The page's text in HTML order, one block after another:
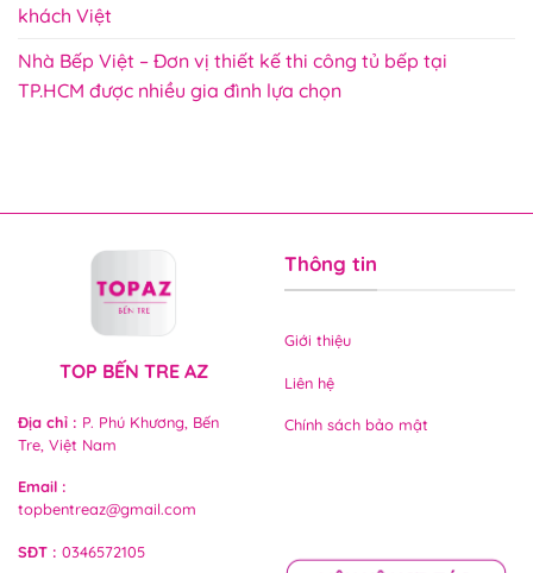
khách Việt
Nhà Bếp Việt – Đơn vị thiết kế thi công tủ bếp tại
TP.HCM được nhiều gia đình lựa chọn
TOP BẾN TRE AZ
Địa chỉ : P. Phú Khương, Bến
Tre, Việt Nam
Email :
topbentreaz@gmail.com
SĐT : 0346572105
Thông tin
Giới thiệu
Liên hệ
Chính sách bảo mật